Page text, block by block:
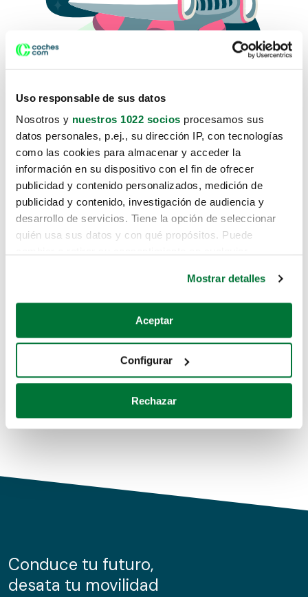
Uso responsable de sus datos
Nosotros y nuestros 1022 socios procesamos sus
datos personales, p.ej., su dirección IP, con tecnologías
como las cookies para almacenar y acceder la
información en su dispositivo con el fin de ofrecer
publicidad y contenido personalizados, medición de
publicidad y contenido, investigación de audiencia y
desarrollo de servicios. Tiene la opción de seleccionar
quién usa sus datos y con qué propósitos. Puede
Si lo permite, también quisiéramos:
Recopilar información sobre su ubicación geográfica
Identificar su dispositivo analizándolo activamente
para buscar características específicas (huellas
Obtenga más información sobre cómo se procesan sus
de cookies.
información sobre el uso que haga del sitio web con
nuestros partners de redes sociales, publicidad y análisis
Mostrar detalles
Aceptar
Configurar
Rechazar
Lo sentimos, no sabemos como
te hemos traido hasta aquí.
Pero puedes encontrar el coche que estás
buscando en alguno de estos enlaces:
Coches de segunda mano
Coches de km0
Conduce tu futuro,
desata tu movilidad